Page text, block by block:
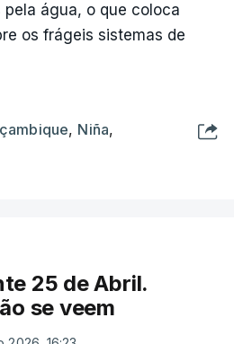
água, o que coloca
os frágeis sistemas de
, Niña,
25 de Abril.
se veem